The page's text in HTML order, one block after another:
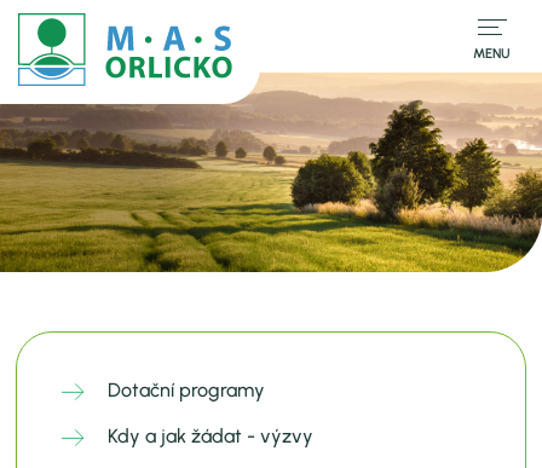
MENU
Dotační programy
Kdy a jak žádat - výzvy